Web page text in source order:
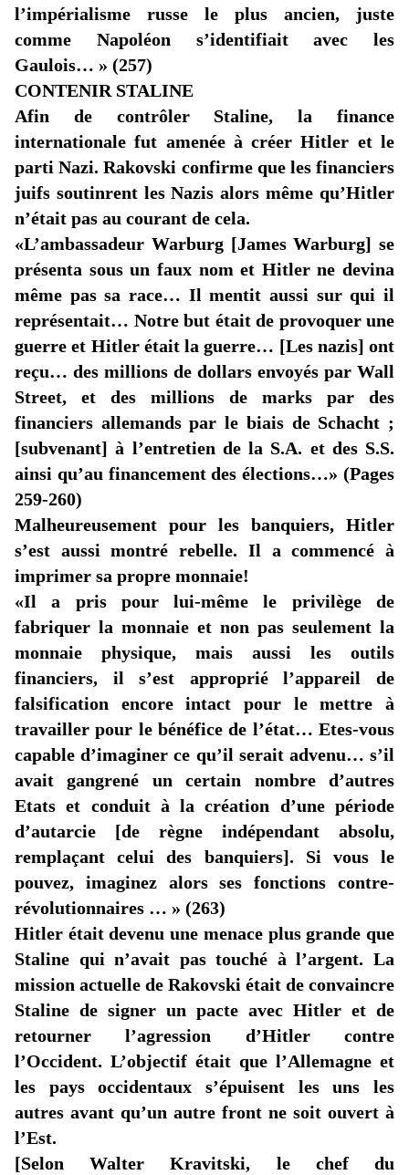
l’impérialisme russe le plus ancien, juste
comme Napoléon s’identifiait avec les
Gaulois… » (257)
CONTENIR STALINE
Afin de contrôler Staline, la finance
internationale fut amenée à créer Hitler et le
parti Nazi. Rakovski confirme que les financiers
juifs soutinrent les Nazis alors même qu’Hitler
n’était pas au courant de cela.
«L’ambassadeur Warburg [James Warburg] se
présenta sous un faux nom et Hitler ne devina
même pas sa race… Il mentit aussi sur qui il
représentait… Notre but était de provoquer une
guerre et Hitler était la guerre… [Les nazis] ont
reçu… des millions de dollars envoyés par Wall
Street, et des millions de marks par des
financiers allemands par le biais de Schacht ;
[subvenant] à l’entretien de la S.A. et des S.S.
ainsi qu’au financement des élections…» (Pages
259-260)
Malheureusement pour les banquiers, Hitler
s’est aussi montré rebelle. Il a commencé à
imprimer sa propre monnaie!
«Il a pris pour lui-même le privilège de
fabriquer la monnaie et non pas seulement la
monnaie physique, mais aussi les outils
financiers, il s’est approprié l’appareil de
falsification encore intact pour le mettre à
travailler pour le bénéfice de l’état… Etes-vous
capable d’imaginer ce qu’il serait advenu… s’il
avait gangrené un certain nombre d’autres
Etats et conduit à la création d’une période
d’autarcie [de règne indépendant absolu,
remplaçant celui des banquiers]. Si vous le
pouvez, imaginez alors ses fonctions contre-
révolutionnaires … » (263)
Hitler était devenu une menace plus grande que
Staline qui n’avait pas touché à l’argent. La
mission actuelle de Rakovski était de convaincre
Staline de signer un pacte avec Hitler et de
retourner l’agression d’Hitler contre
l’Occident. L’objectif était que l’Allemagne et
les pays occidentaux s’épuisent les uns les
autres avant qu’un autre front ne soit ouvert à
l’Est.
[Selon WalterKravitski, le chef du